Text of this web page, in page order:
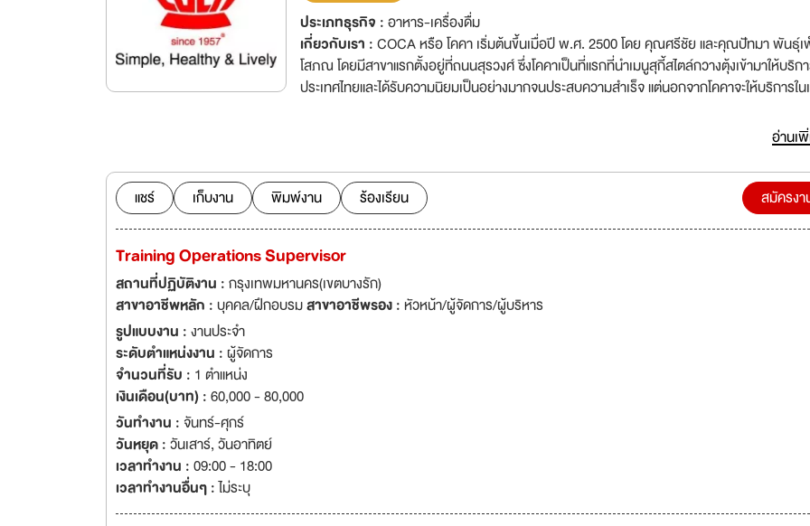
ประเภทธุรกิจ :อาหาร-เครื่องดื่ม
เกี่ยวกับเรา :COCA หรือ โคคา เริ่มต้นขึ้นเมื่อปี พ.ศ. 2500 โดย คุณศรีชัย และคุณปัทมา พันธุ์
โสภณ โดยมีสาขาแรกตั้งอยู่ที่ถนนสุรวงศ์ ซึ่งโคคาเป็นที่แรกที่นำเมนูสุกี้สไตล์กวางตุ้งเข้ามาให้บริก
ประเทศไทยและได้รับความนิยมเป็นอย่างมากจนประสบความสำเร็จ แต่นอกจากโคคาจะให้บริการใน
ที่ร้าน เพื่อทำติ่มซำต้นตำหรับสไตล์ฮ่องกงอีกมากกว่า 20 เมนู จึงเป็นที่มาในเรื่องของความอร่อย
สามารถ ใจรักงานบริการ มีความทะเยอทะยานพร้อมจะเติบโตไปกับบริษัทในตำแหน่งต่างๆ หลายอั
ทุกตำแหน่งเงินเดือนดี สวัสดิการครบ
อ่านเ
แชร์ เก็บงาน พิมพ์งาน ร้องเรียน สมัครง
Training Operations Supervisor
สถานที่ปฏิบัติงาน :กรุงเทพมหานคร(เขตบางรัก)
สาขาอาชีพหลัก :บุคคล/ฝึกอบรมสาขาอาชีพรอง :หัวหน้า/ผู้จัดการ/ผู้บริหาร
รูปแบบงาน :งานประจำ
ระดับตำแหน่งงาน :ผู้จัดการ
จำนวนที่รับ : 1 ตำแหน่ง
เงินเดือน(บาท) :60,000 - 80,000
วันทำงาน : จันทร์-ศุกร์
วันหยุด :วันเสาร์,วันอาทิตย์
เวลาทำงาน :09:00 - 18:00
เวลาทำงานอื่นๆ :ไม่ระบุ